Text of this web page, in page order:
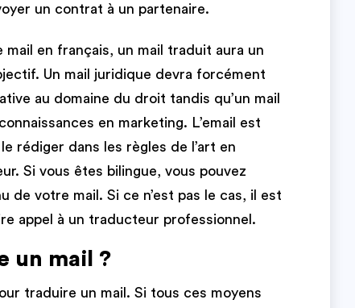
un contrat à un partenaire.
en français, un mail traduit aura un
Un mail juridique devra forcément
au domaine du droit tandis qu’un mail
en marketing. L’email est
rédiger dans les règles de l’art en
Si vous êtes bilingue, vous pouvez
de votre mail. Si ce n’est pas le cas, il est
appel à un traducteur professionnel.
un mail ?
traduire un mail. Si tous ces moyens